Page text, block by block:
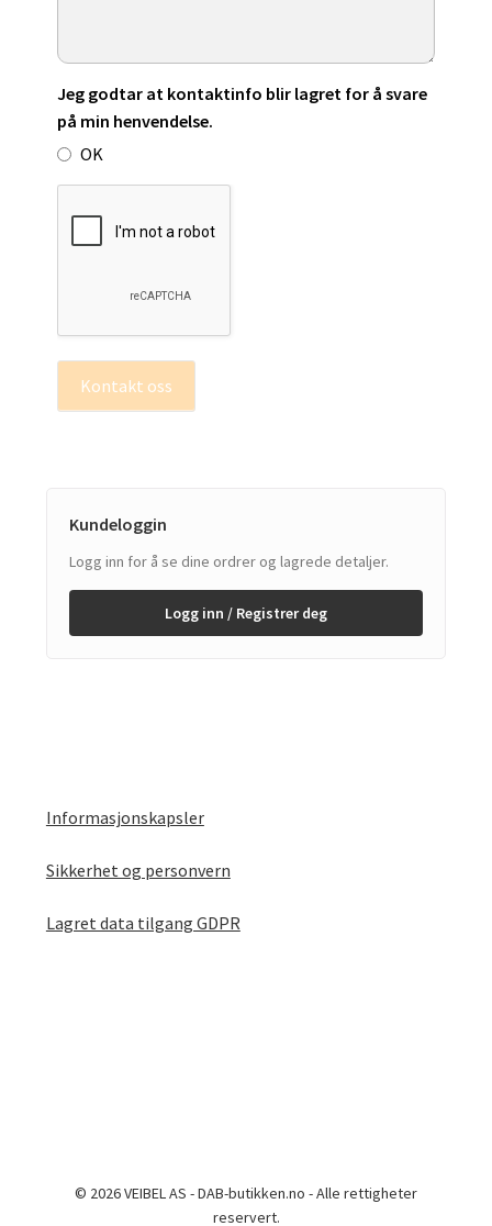
Jeg godtar at kontaktinfo blir lagret for å svare
på min henvendelse.
OK
Kontakt oss
Kundeloggin
Logg inn for å se dine ordrer og lagrede detaljer.
Logg inn / Registrer deg
Informasjonskapsler
Sikkerhet og personvern
Lagret data tilgang GDPR
© 2026 VEIBEL AS - DAB-butikken.no - Alle rettigheter
reservert.